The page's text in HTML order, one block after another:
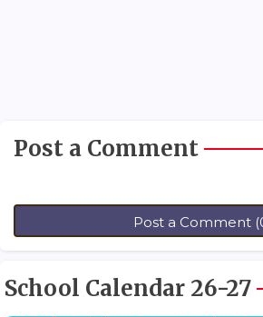
Post a Comment
Post a Comment
School Calendar 26-27